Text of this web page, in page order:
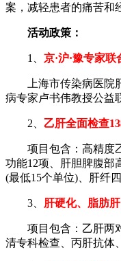
案，减轻患者的痛苦和
活动政策：
1、 京·沪·豫专家
上海市传染病医院肝
病专家卢书伟教授公益
2、 乙肝全面检查
项目包含：高精度乙
功能12项、肝胆脾腹部
(最低15个单位)、肝纤
3、 肝硬化、脂肪
项目包含：乙肝两对
清专科检查、丙肝抗体